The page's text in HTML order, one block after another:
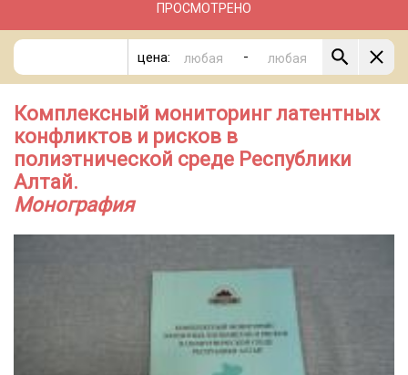
ПРОСМОТРЕНО
цена: -
Комплексный мониторинг латентных
конфликтов и рисков в
полиэтнической среде Республики
Алтай.
Монография